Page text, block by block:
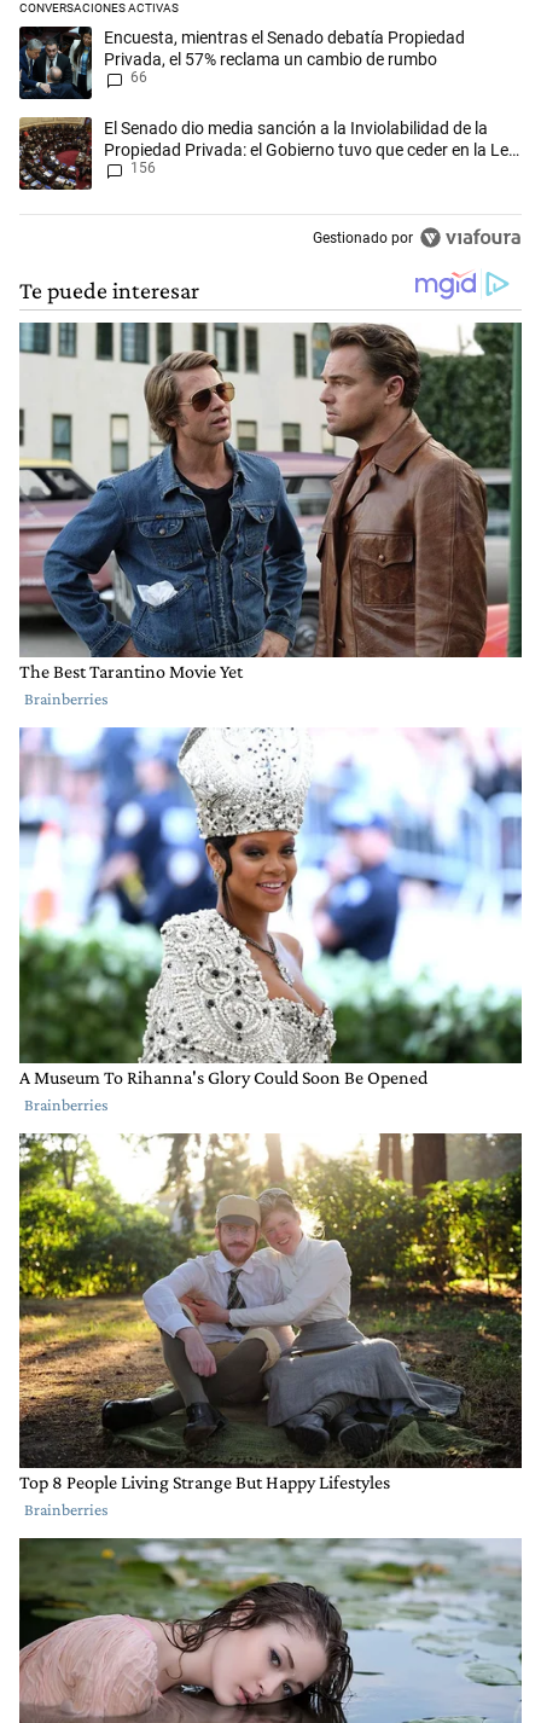
CONVERSACIONES ACTIVAS
Este listado muestra los artículos con más comentarios en los
Un artículo de tendencia con el título "Encuesta, mientras el Senado
Encuesta, mientras el Senado debatía Propiedad
Privada, el 57% reclama un cambio de rumbo
66
Un artículo de tendencia con el título "El Senado dio media sanción a
El Senado dio media sanción a la Inviolabilidad de la
Propiedad Privada: el Gobierno tuvo que ceder en la Ley
del Manejo del Fuego
156
Gestionado por